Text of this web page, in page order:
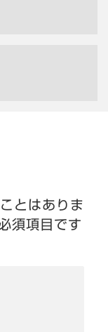
とはありま
須項目です